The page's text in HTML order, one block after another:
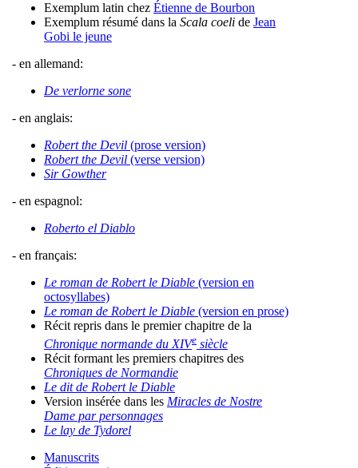
Exemplum latin chez Étienne de Bourbon
Exemplum résumé dans la Scala coeli de Jean
Gobi le jeune
- en allemand:
De verlorne sone
- en anglais:
Robert the Devil (prose version)
Robert the Devil (verse version)
Sir Gowther
- en espagnol:
Roberto el Diablo
- en français:
Le roman de Robert le Diable (version en
octosyllabes)
Le roman de Robert le Diable (version en prose)
Récit repris dans le premier chapitre de la
Chronique normande du XIVe siècle
Récit formant les premiers chapitres des
Chroniques de Normandie
Le dit de Robert le Diable
Version insérée dans les Miracles de Nostre
Dame par personnages
Le lay de Tydorel
Manuscrits